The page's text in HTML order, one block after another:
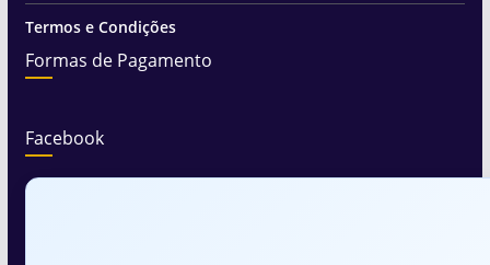
Termos e Condições
Formas de Pagamento
Facebook